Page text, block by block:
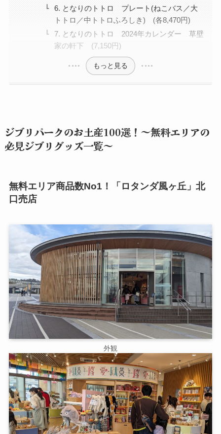
6. となりのトトロ プレート(ねこバス／大
トトロ／中トトロふろしき) (各8,470円)
7. となりのトトロ 2024年カレンダー 草壁
家の軒下 (7,150円)
もっと見る
ジブリパークのお土産100選！～無料エリアの
必見ジブリグッズ一覧～
無料エリア商品数No1！「ロタンダ風ヶ丘」北
口売店
外観